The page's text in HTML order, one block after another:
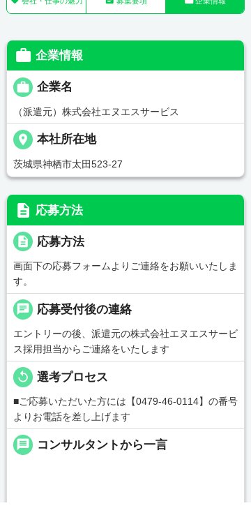
 企業情報
 企業名
（派遣元）株式会社エヌエスサービス
place 本社所在地
茨城県神栖市太田523-27
description 応募方法
description 応募方法
画面下の応募フォームよりご連絡をお願いいたしま
す。
chat 応募受付後の連絡
エントリーの後、派遣元の株式会社エヌエスサービ
ス採用担当からご連絡をいたします
replay 選考プロセス
■ご応募いただいた方には【0479-46-0114】の番号
よりお電話を差し上げます
message コンサルタントから一言